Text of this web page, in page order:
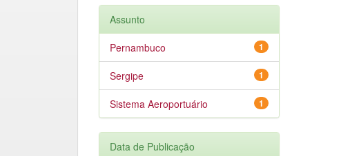
Assunto
1
Pernambuco
1
Sergipe
1
Sistema Aeroportuário
Data de Publicação